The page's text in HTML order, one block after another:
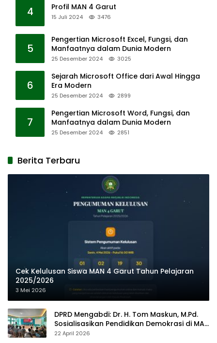
4 Profil MAN 4 Garut
15 Juli 2024 3476
5
Pengertian Microsoft Excel, Fungsi, dan
Manfaatnya dalam Dunia Modern
25 Desember 2024 3025
6
Sejarah Microsoft Office dari Awal Hingga
Era Modern
25 Desember 2024 2899
7
Pengertian Microsoft Word, Fungsi, dan
Manfaatnya dalam Dunia Modern
25 Desember 2024 2851
Berita Terbaru
Cek Kelulusan Siswa MAN 4 Garut Tahun Pelajaran
2025/2026
3 Mei 2026
DPRD Mengabdi: Dr. H. Tom Maskun, M.Pd.
Sosialisasikan Pendidikan Demokrasi di MAN
4 Garut
22 April 2026